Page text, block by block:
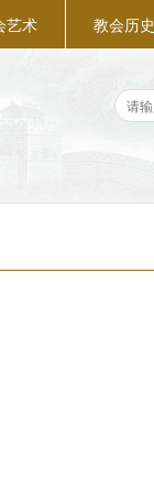
艺术 教会历史